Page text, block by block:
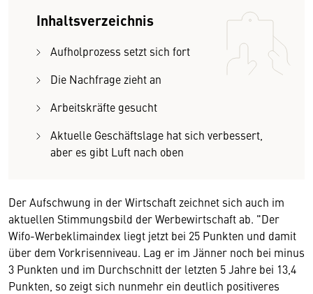
Inhaltsverzeichnis
Aufholprozess setzt sich fort
Die Nachfrage zieht an
Arbeitskräfte gesucht
Aktuelle Geschäftslage hat sich verbessert,
aber es gibt Luft nach oben
Der Aufschwung in der Wirtschaft zeichnet sich auch im
aktuellen Stimmungsbild der Werbewirtschaft ab. "Der
Wifo-Werbeklimaindex liegt jetzt bei 25 Punkten und damit
über dem Vorkrisenniveau. Lag er im Jänner noch bei minus
3 Punkten und im Durchschnitt der letzten 5 Jahre bei 13,4
Punkten, so zeigt sich nunmehr ein deutlich positiveres